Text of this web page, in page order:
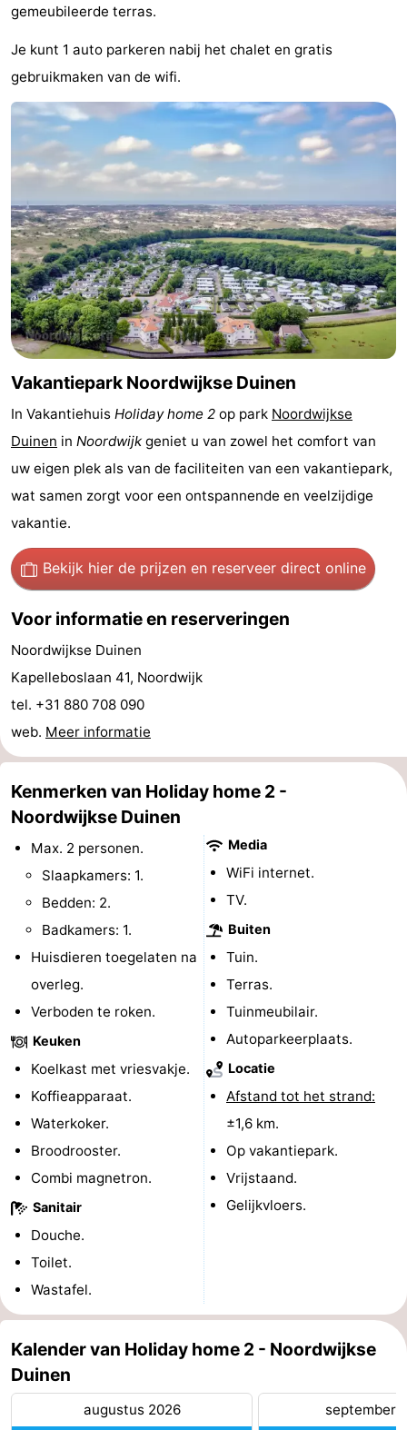
Binnenspeeltuinen
-
Experiences
Wellness
Steden
Sporten
-
Zwembaden
-
Fietsen
-
Paardrijden
-
Golfbanen
Surfen
Eten
en
Evenementen
Forum
Route
-
Parkeren
Reisboekenwinkel
Nieuws
Medische
adressen
Noord-
Natuur
Schoorlse
Duinen
-
Bergen
aan
Zee
-
Bergen
-
Alkmaar
Egmond
aan
Zee
-
Noordhollands
duinreservaat
-
Wijk
aan
Zee
-
Natuur
Zuid-
Kennermerland
-
Amsterdam
-
Haarlem
-
gemeubileerde terras.
Je kunt 1 auto parkeren nabij het chalet en gratis
gebruikmaken van de wifi.
Vakantiepark Noordwijkse Duinen
In Vakantiehuis Holiday home 2 op park Noordwijkse
Duinen in Noordwijk geniet u van zowel het comfort van
uw eigen plek als van de faciliteiten van een vakantiepark,
wat samen zorgt voor een ontspannende en veelzijdige
vakantie.
Bekijk hier de prijzen en reserveer direct online
Voor informatie en reserveringen
Noordwijkse Duinen
Kapelleboslaan 41, Noordwijk
tel. +31 880 708 090
web. Meer informatie
Kenmerken van Holiday home 2 -
Noordwijkse Duinen
Max. 2 personen.
Slaapkamers: 1.
Bedden: 2.
Badkamers: 1.
Huisdieren toegelaten na
overleg.
Verboden te roken.
Keuken
Koelkast met vriesvakje.
Koffieapparaat.
Waterkoker.
Broodrooster.
Combi magnetron.
Sanitair
Douche.
Toilet.
Wastafel.
Media
WiFi internet.
TV.
Buiten
Tuin.
Terras.
Tuinmeubilair.
Autoparkeerplaats.
Locatie
Afstand tot het strand:
±1,6 km.
Op vakantiepark.
Vrijstaand.
Gelijkvloers.
Kalender van Holiday home 2 - Noordwijkse
Duinen
augustus 2026 september